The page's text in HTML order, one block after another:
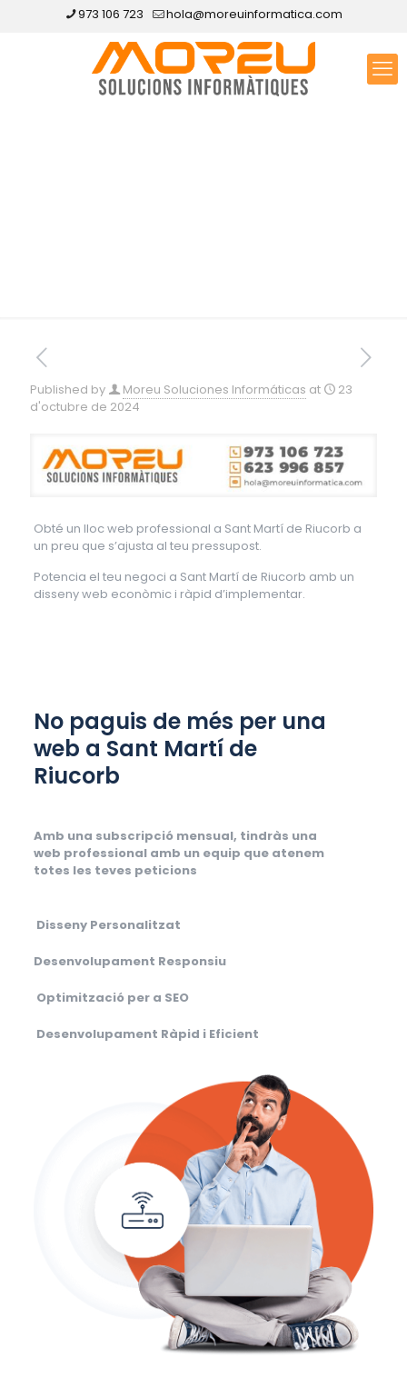
973 106 723 hola@moreuinformatica.com
Published by Moreu Soluciones Informáticas at
23
d'octubre de 2024
Obté un lloc web professional a Sant Martí de Riucorb a
un preu que s’ajusta al teu pressupost.
Potencia el teu negoci a Sant Martí de Riucorb amb un
disseny web econòmic i ràpid d’implementar.
No paguis de més per una
web a Sant Martí de
Riucorb
Amb una subscripció mensual, tindràs una
web professional amb un equip que atenem
totes les teves peticions
Disseny Personalitzat
Desenvolupament Responsiu
Optimització per a SEO
Desenvolupament Ràpid i Eficient